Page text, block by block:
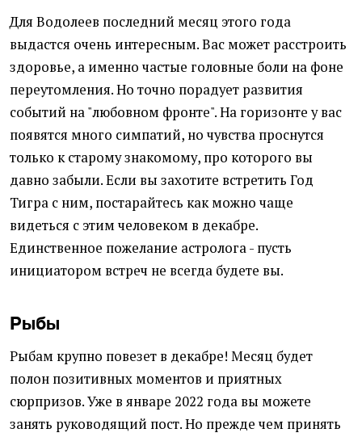
Для Водолеев последний месяц этого года
выдастся очень интересным. Вас может расстроить
здоровье, а именно частые головные боли на фоне
переутомления. Но точно порадует развития
событий на "любовном фронте". На горизонте у вас
появятся много симпатий, но чувства проснутся
только к старому знакомому, про которого вы
давно забыли. Если вы захотите встретить Год
Тигра с ним, постарайтесь как можно чаще
видеться с этим человеком в декабре.
Единственное пожелание астролога - пусть
инициатором встреч не всегда будете вы.
Рыбы
Рыбам крупно повезет в декабре! Месяц будет
полон позитивных моментов и приятных
сюрпризов. Уже в январе 2022 года вы можете
занять руководящий пост. Но прежде чем принять